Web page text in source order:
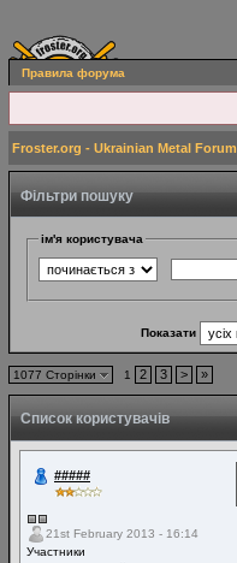
Правила форума
Froster.org - Ukrainian Metal Forum
Фільтри пошуку
ім'я користувача
Показати
1077 Сторінки 1 2 3 > »
Список користувачів
#####
21st February 2013 - 16:14
Участники